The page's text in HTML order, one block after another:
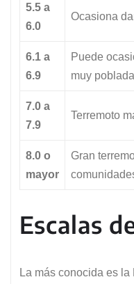
5.5 a
6.0
Ocasiona
6.1 a
6.9
Puede
muy
7.0 a
7.9
Terremoto
8.0 o
mayor
Gran
Escalas
La más conocida es